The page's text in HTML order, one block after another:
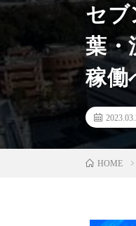
セブ
葉・
稼働
HOME